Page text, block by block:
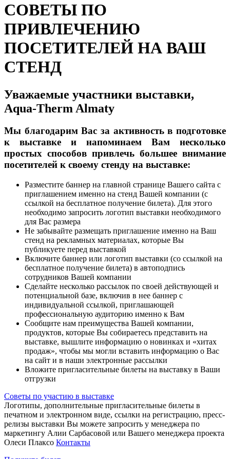
СОВЕТЫ ПО
ПРИВЛЕЧЕНИЮ
ПОСЕТИТЕЛЕЙ НА ВАШ
СТЕНД
Уважаемые участники выставки,
Aqua-Therm Almaty
Мы благодарим Вас за активность в подготовке
к выставке и напоминаем Вам несколько
простых способов привлечь большее внимание
посетителей к своему стенду на выставке:
Разместите баннер на главной странице Вашего сайта с
приглашением именно на стенд Вашей компании (с
ссылкой на бесплатное получение билета). Для этого
необходимо запросить логотип выставки необходимого
для Вас размера
Не забывайте размещать приглашение именно на Ваш
стенд на рекламных материалах, которые Вы
публикуете перед выставкой
Включите баннер или логотип выставки (со ссылкой на
бесплатное получение билета) в автоподпись
сотрудников Вашей компании
Сделайте несколько рассылок по своей действующей и
потенциальной базе, включив в нее баннер с
индивидуальной ссылкой, приглашающей
профессиональную аудиторию именно к Вам
Сообщите нам преимущества Вашей компании,
продуктов, которые Вы собираетесь представить на
выставке, вышлите информацию о новинках и «хитах
продаж», чтобы мы могли вставить информацию о Вас
на сайт и в наши электронные рассылки
Вложите пригласительные билеты на выставку в Ваши
отгрузки
Советы по участию в выставке
Логотипы, дополнительные пригласительные билеты в
печатном и электронном виде, ссылки на регистрацию, пресс-
релизы выставки Вы можете запросить у менеджера по
маркетингу Алии Сарбасовой или Вашего менеджера проекта
Олеси Плаксо Контакты